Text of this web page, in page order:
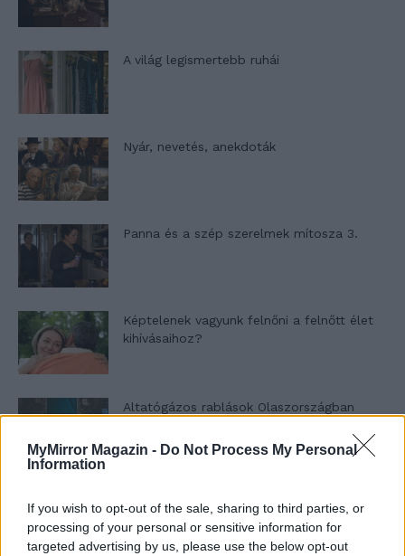
MyMirror Magazin - Do Not Process My Personal
Information
If you wish to opt-out of the sale, sharing to third parties, or
processing of your personal or sensitive information for
targeted advertising by us, please use the below opt-out
A világ legismertebb ruhái
Nyár, nevetés, anekdoták
Panna és a szép szerelmek mítosza 3.
Képtelenek vagyunk felnőni a felnőtt élet
kihívásaihoz?
Altatógázos rablások Olaszországban
Lyhanna története